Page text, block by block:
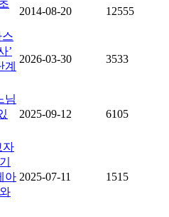
2014-08-20 12555
’
계
2026-03-30 3533
님
2025-09-12 6105
자
아 2025-07-11 1515